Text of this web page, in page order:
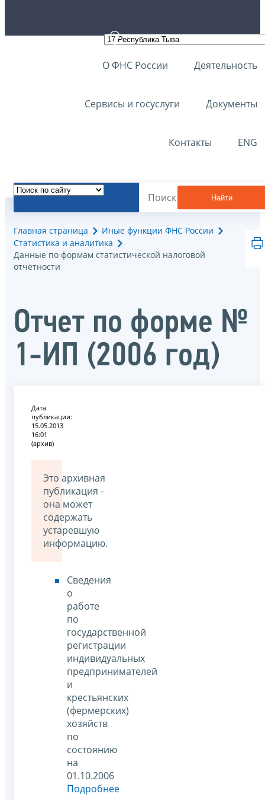
О ФНС России Деятельность
Сервисы и госуслуги Документы
Контакты ENG
Найти
Главная страница
Иные функции ФНС России
Статистика и аналитика
Данные по формам статистической налоговой
отчётности
Отчет по форме №
1-ИП (2006 год)
Дата
публикации:
15.05.2013
16:01
(архив)
Это архивная
публикация -
она может
содержать
устаревшую
информацию.
Сведения
о
работе
по
государственной
регистрации
индивидуальных
предпринимателей
и
крестьянских
(фермерских)
хозяйств
по
состоянию
на
01.10.2006
Подробнее